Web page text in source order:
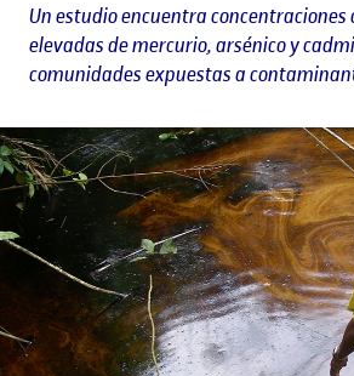
Un estudio encuentra concentraciones
elevadas de mercurio, arsénico y
comunidades expuestas a